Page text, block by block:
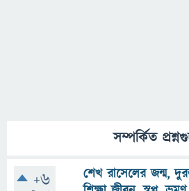
সম্পর্কিত
+6
শেখ রাসেলের জন্ম,